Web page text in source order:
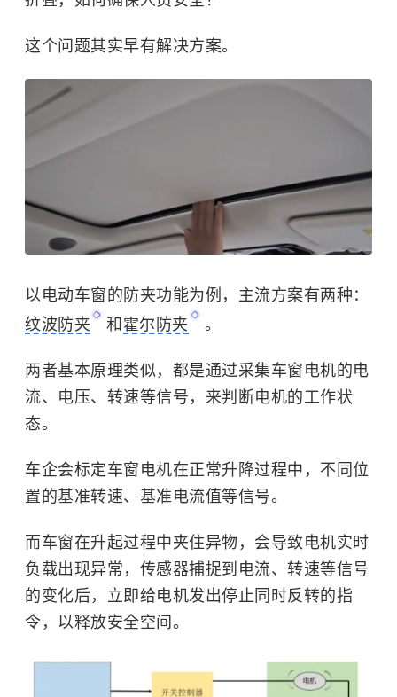
这个问题其实早有解决方案。
以电动车窗的防夹功能为例，主流方案有两种：
纹波防夹
和 霍尔防夹 。
两者基本原理类似，都是通过采集车窗电机的电
流、电压、转速等信号，来判断电机的工作状
态。
车企会标定车窗电机在正常升降过程中，不同位
置的基准转速、基准电流值等信号。
而车窗在升起过程中夹住异物，会导致电机实时
负载出现异常，传感器捕捉到电流、转速等信号
的变化后，立即给电机发出停止同时反转的指
令，以释放安全空间。